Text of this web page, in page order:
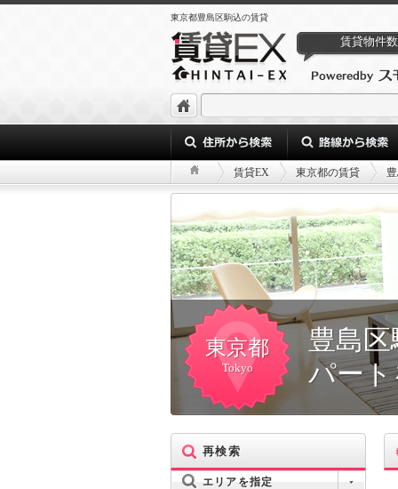
東京都豊島区駒込の賃貸
賃貸物件数
賃貸EX 東京都の賃貸
東京都
Tokyo
豊島
パー
再検索
エリアを指定